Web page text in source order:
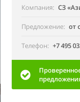
Компания СЗ
Предложение от
Телефон +7 495